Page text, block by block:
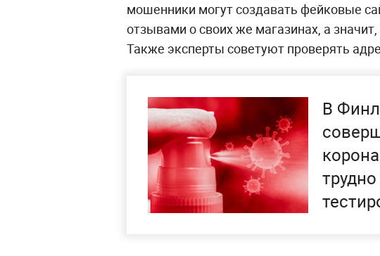
мошенники могут создавать фейковые
отзывами о своих же магазинах, а
Также эксперты советуют проверять
В